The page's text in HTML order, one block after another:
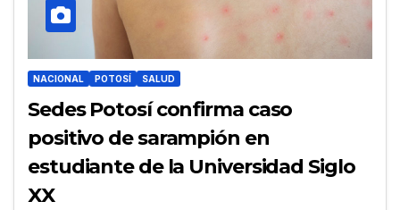
NACIONAL POTOSÍ SALUD
Sedes Potosí confirma caso
positivo de sarampión en
estudiante de la Universidad Siglo
XX